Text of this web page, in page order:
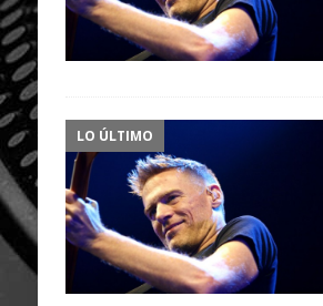
LO ÚLTIMO